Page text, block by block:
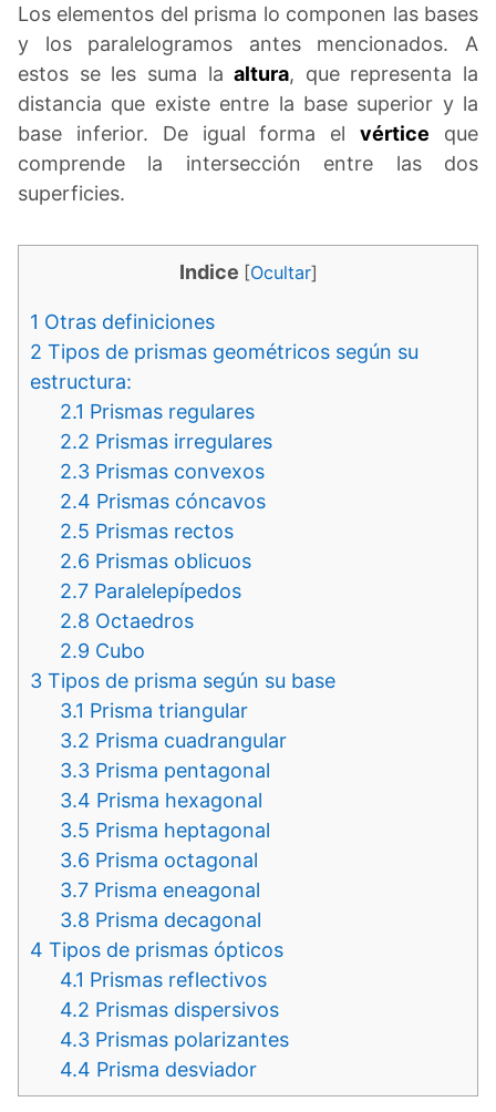
Los elementos del prisma lo componen las bases
y los paralelogramos antes mencionados. A
estos se les suma laaltura, que representa la
distancia que existe entre la base superior y la
base inferior. De igual forma elvértice que
comprende la intersección entre las dos
superficies.
Indice [Ocultar]
1 Otras definiciones
2 Tipos de prismas geométricos según su
estructura:
2.1 Prismas regulares
2.2 Prismas irregulares
2.3 Prismas convexos
2.4 Prismas cóncavos
2.5 Prismas rectos
2.6 Prismas oblicuos
2.7 Paralelepípedos
2.8 Octaedros
2.9 Cubo
3 Tipos de prisma según su base
3.1 Prisma triangular
3.2 Prisma cuadrangular
3.3 Prisma pentagonal
3.4 Prisma hexagonal
3.5 Prisma heptagonal
3.6 Prisma octagonal
3.7 Prisma eneagonal
3.8 Prisma decagonal
4 Tipos de prismas ópticos
4.1 Prismas reflectivos
4.2 Prismas dispersivos
4.3 Prismas polarizantes
4.4 Prisma desviador